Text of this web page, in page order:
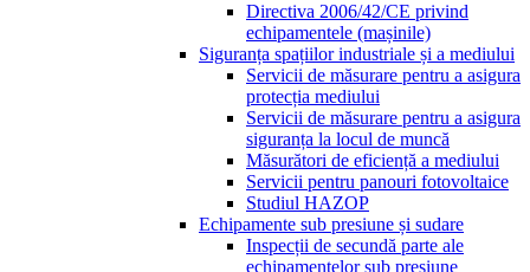
Directiva 2006/42/CE privind
echipamentele (mașinile)
Siguranța spațiilor industriale și a mediului
Servicii de măsurare pentru a asigura
protecția mediului
Servicii de măsurare pentru a asigura
siguranța la locul de muncă
Măsurători de eficiență a mediului
Servicii pentru panouri fotovoltaice
Studiul HAZOP
Echipamente sub presiune și sudare
Inspecții de secundă parte ale
echipamentelor sub presiune